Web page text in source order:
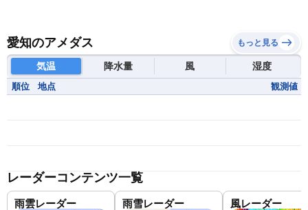
愛知のアメダス もっと見る
気温 降水量 風 湿度
順位 地点 観測値
レーダーコンテンツ一覧
雨雲レーダー 雨雪レーダー 風レーダー